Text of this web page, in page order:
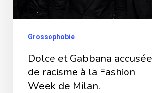
Week
Grossophobie
Dolce et Gabbana accusée
de racisme à la Fashion
Week de Milan.